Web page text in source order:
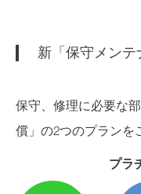
新「保守メン
保守、修理に必要な
償」の2つのプランを
プラ